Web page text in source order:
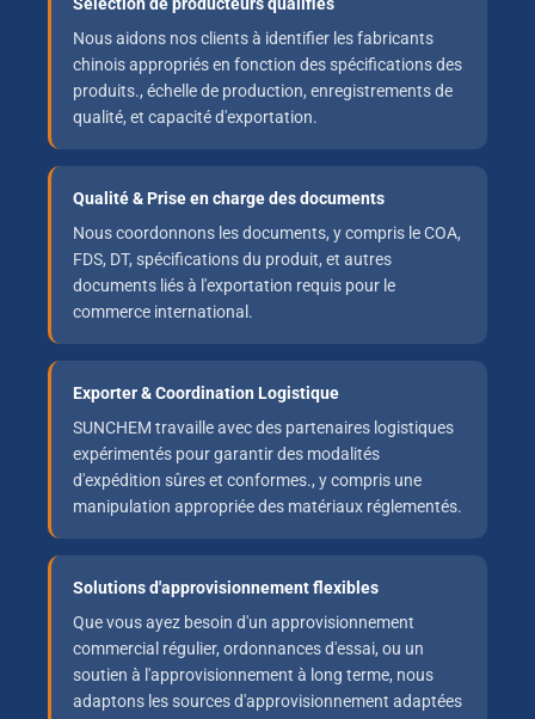
Sélection de producteurs qualifiés
Nous aidons nos clients à identifier les fabricants
chinois appropriés en fonction des spécifications des
produits., échelle de production, enregistrements de
qualité, et capacité d'exportation.
Qualité & Prise en charge des documents
Nous coordonnons les documents, y compris le COA,
FDS, DT, spécifications du produit, et autres
documents liés à l'exportation requis pour le
commerce international.
Exporter & Coordination Logistique
SUNCHEM travaille avec des partenaires logistiques
expérimentés pour garantir des modalités
d'expédition sûres et conformes., y compris une
manipulation appropriée des matériaux réglementés.
Solutions d'approvisionnement flexibles
Que vous ayez besoin d'un approvisionnement
commercial régulier, ordonnances d'essai, ou un
soutien à l'approvisionnement à long terme, nous
adaptons les sources d'approvisionnement adaptées